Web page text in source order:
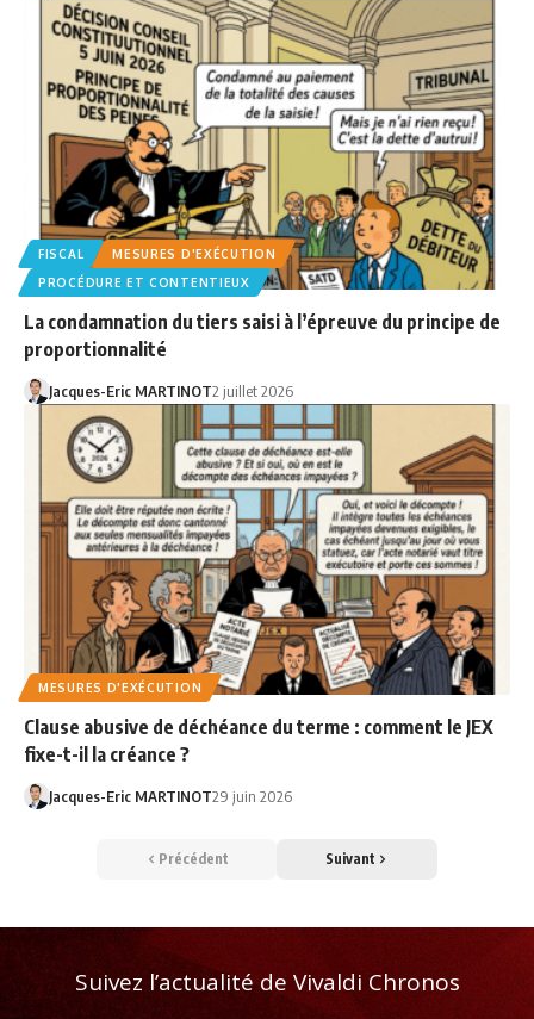
FISCAL
MESURES D'EXÉCUTION
PROCÉDURE ET CONTENTIEUX
La condamnation du tiers saisi à l’épreuve du principe de
proportionnalité
Jacques-Eric MARTINOT2 juillet 2026
MESURES D'EXÉCUTION
Clause abusive de déchéance du terme : comment le JEX
fixe-t-il la créance ?
Jacques-Eric MARTINOT29 juin 2026
Précédent Suivant
Suivez l’actualité de Vivaldi Chronos